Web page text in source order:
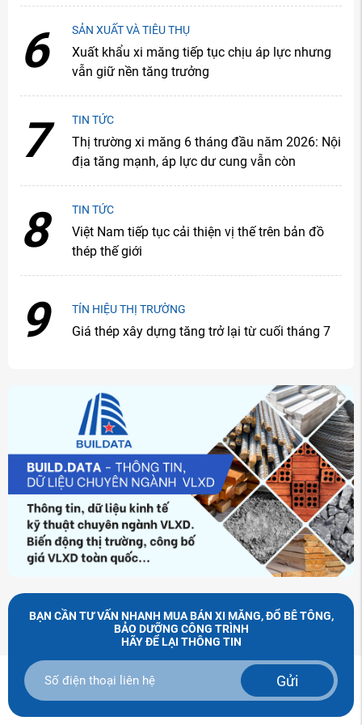
6 SẢN XUẤT VÀ TIÊU THỤ
Xuất khẩu xi măng tiếp tục chịu áp lực nhưng
vẫn giữ nền tăng trưởng
7 TIN TỨC
Thị trường xi măng 6 tháng đầu năm 2026: Nội
địa tăng mạnh, áp lực dư cung vẫn còn
8 TIN TỨC
Việt Nam tiếp tục cải thiện vị thế trên bản đồ
thép thế giới
9 TÍN HIỆU THỊ TRƯỜNG
Giá thép xây dựng tăng trở lại từ cuối tháng 7
BẠN CẦN TƯ VẤN NHANH MUA BÁN XI MĂNG, ĐỔ BÊ TÔNG,
BẢO DƯỠNG CÔNG TRÌNH
HÃY ĐỂ LẠI THÔNG TIN
Gửi